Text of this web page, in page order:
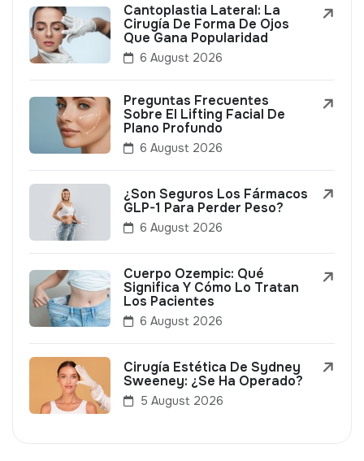
Cantoplastia Lateral: La
Cirugía De Forma De Ojos
Que Gana Popularidad
6 August 2026
Preguntas Frecuentes
Sobre El Lifting Facial De
Plano Profundo
6 August 2026
¿Son Seguros Los Fármacos
GLP-1 Para Perder Peso?
6 August 2026
Cuerpo Ozempic: Qué
Significa Y Cómo Lo Tratan
Los Pacientes
6 August 2026
Cirugía Estética De Sydney
Sweeney: ¿Se Ha Operado?
5 August 2026